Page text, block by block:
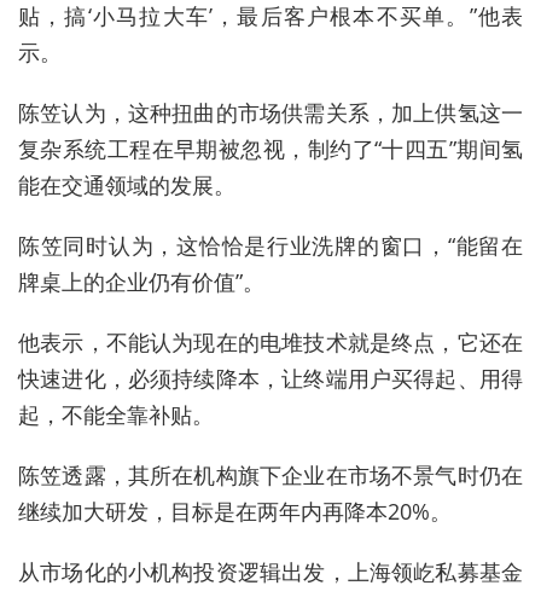
贴，搞‘小马拉大车’，最后客户根本不买单。”他表
示。
陈笠认为，这种扭曲的市场供需关系，加上供氢这一
复杂系统工程在早期被忽视，制约了“十四五”期间氢
能在交通领域的发展。
陈笠同时认为，这恰恰是行业洗牌的窗口 ， “能留在
牌桌上的企业仍有价值”。
他表示， 不能认为现在的电堆技术就是终点，它还在
快速进化，必须持续降本，让终端用户买得起、用得
起，不能全靠补贴。
陈笠透露，其所在机构旗下企业在市场不景气时仍在
继续加大研发，目标是在两年内再降本20%。
从市场化的小机构投资逻辑出发 ，上海领屹私募基金